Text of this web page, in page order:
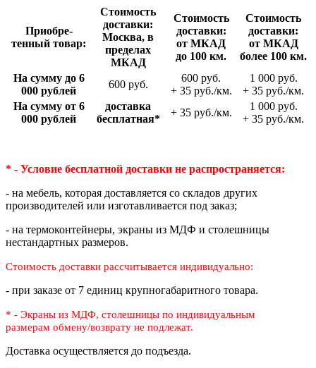
Приобре­
тенный товар:
Стои­мость
доставки:
Москва, в
пределах
МКАД
Стои­мость
доставки:
от МКАД
до 100 км.
Стои­мость
доставки:
от МКАД
более 100 км.
На сумму до 6
000 рублей
600 руб.
600 руб.
+ 35 руб./км.
1 000 руб.
+ 35 руб./км.
На сумму от 6
000 рублей
доставка
беспла­тная*
+ 35 руб./км.
1 000 руб.
+ 35 руб./км.
* - Условие бесплатной доставки не распространяется:
- на мебель, которая доставляется со складов других
производителей или изготавливается под заказ;
- на термоконтейнеры, экраны из МДФ и столешницы
нестандартных размеров.
Стоимость доставки рассчитывается индивидуально:
- при заказе от 7 единиц крупногабаритного товара.
* - Экраны из МДФ, столешницы по индивидуальным
размерам обмену/возврату не подлежат.
Доставка осуществляется до подъезда.